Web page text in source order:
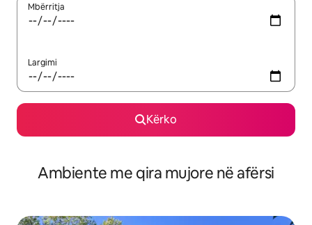
Mbërritja
Largimi
Kërko
Ambiente me qira mujore në afërsi